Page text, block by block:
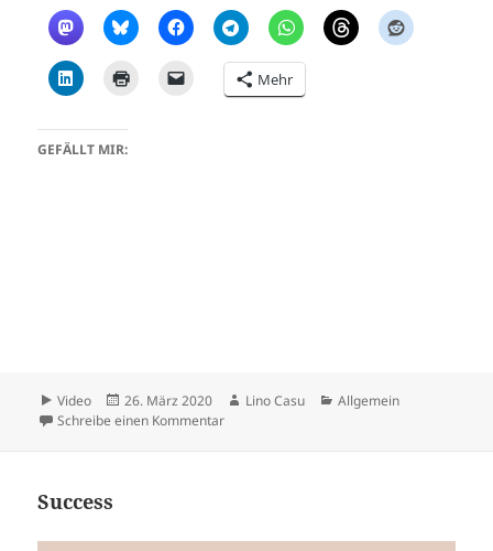
Mehr
GEFÄLLT MIR:
Format
Video
Veröffentlicht
am
26. März 2020 Autor
Lino Casu Kategorien
Allgemein
Schreibe einen Kommentarzu Be Happy
Success